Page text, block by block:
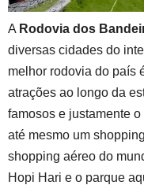
A Rodovia dos
diversas cidades do
melhor rodovia do país
atrações ao longo da
famosos e justamente
até mesmo um
shopping aéreo do
Hopi Hari e o parque